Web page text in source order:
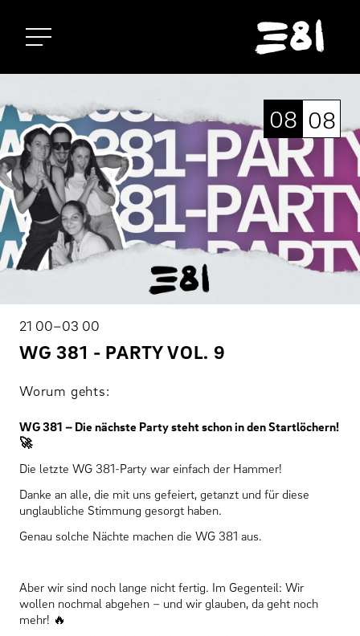
Startseite
WG 381 - PARTY VOL. 9
21 00–03 00
Worum gehts:
08 08
WG 381 – Die nächste Party steht schon in den Startlöchern!
🚀
Die letzte WG 381-Party war einfach der Hammer!
Danke an alle, die mit uns gefeiert, getanzt und für diese
unglaubliche Stimmung gesorgt haben.
Genau solche Nächte machen die WG 381 aus.
Aber wir sind noch lange nicht fertig. Im Gegenteil: Wir
wollen nochmal abgehen – und wir glauben, da geht noch
mehr! 🔥